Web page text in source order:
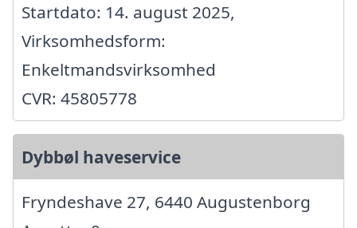
Startdato: 14. august 2025,
Virksomhedsform:
Enkeltmandsvirksomhed
CVR: 45805778
Dybbøl haveservice
Fryndeshave 27, 6440 Augustenborg